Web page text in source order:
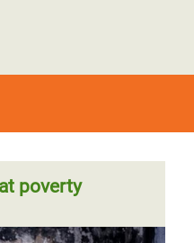
poverty